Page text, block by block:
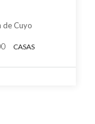
de Cuyo
CASAS